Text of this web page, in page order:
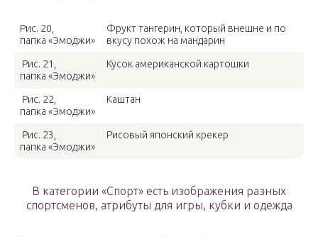
Рис. 20,
папка «Эмоджи»
Фрукт тангерин, который внешне и по
вкусу похож на мандарин
Рис. 21,
папка «Эмоджи»
Кусок американской картошки
Рис. 22,
папка «Эмоджи»
Каштан
Рис. 23,
папка «Эмоджи»
Рисовый японский крекер
В категории «Спорт» есть изображения разных
спортсменов, атрибуты для игры, кубки и одежда